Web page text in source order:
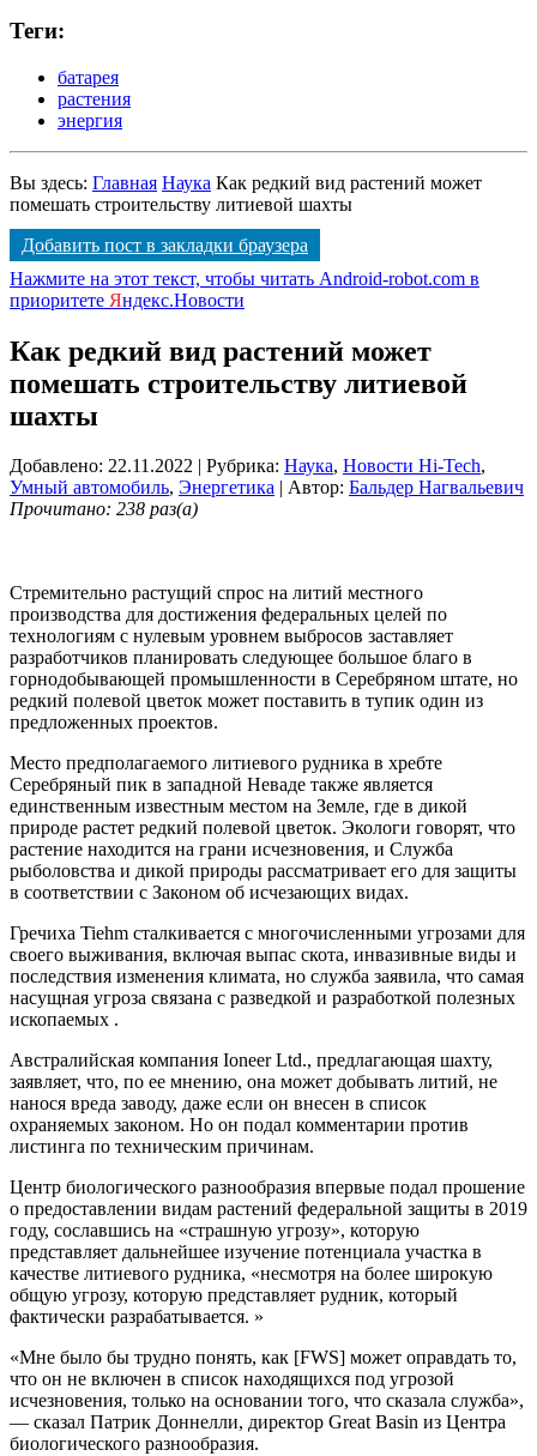
Теги:
батарея
растения
энергия
Вы здесь: Главная Наука Как редкий вид растений может
помешать строительству литиевой шахты
Добавить пост в закладки браузера
Нажмите на этот текст, чтобы читать Android-robot.com в
приоритете Яндекс.Новости
Как редкий вид растений может
помешать строительству литиевой
шахты
Добавлено: 22.11.2022 | Рубрика: Наука, Новости Hi-Tech,
Умный автомобиль, Энергетика | Автор: Бальдер Нагвальевич
Прочитано: 238 раз(а)
Стремительно растущий спрос на литий местного
производства для достижения федеральных целей по
технологиям с нулевым уровнем выбросов заставляет
разработчиков планировать следующее большое благо в
горнодобывающей промышленности в Серебряном штате, но
редкий полевой цветок может поставить в тупик один из
предложенных проектов.
Место предполагаемого литиевого рудника в хребте
Серебряный пик в западной Неваде также является
единственным известным местом на Земле, где в дикой
природе растет редкий полевой цветок. Экологи говорят, что
растение находится на грани исчезновения, и Служба
рыболовства и дикой природы рассматривает его для защиты
в соответствии с Законом об исчезающих видах.
Гречиха Tiehm сталкивается с многочисленными угрозами для
своего выживания, включая выпас скота, инвазивные виды и
последствия изменения климата, но служба заявила, что самая
насущная угроза связана с разведкой и разработкой полезных
ископаемых .
Австралийская компания Ioneer Ltd., предлагающая шахту,
заявляет, что, по ее мнению, она может добывать литий, не
нанося вреда заводу, даже если он внесен в список
охраняемых законом. Но он подал комментарии против
листинга по техническим причинам.
Центр биологического разнообразия впервые подал прошение
о предоставлении видам растений федеральной защиты в 2019
году, сославшись на «страшную угрозу», которую
представляет дальнейшее изучение потенциала участка в
качестве литиевого рудника, «несмотря на более широкую
общую угрозу, которую представляет рудник, который
фактически разрабатывается. »
«Мне было бы трудно понять, как [FWS] может оправдать то,
что он не включен в список находящихся под угрозой
исчезновения, только на основании того, что сказала служба»,
— сказал Патрик Доннелли, директор Great Basin из Центра
биологического разнообразия.